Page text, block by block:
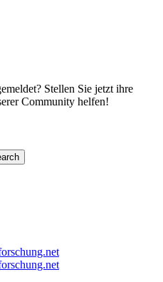
Stellen Sie jetzt ihre
Community helfen!